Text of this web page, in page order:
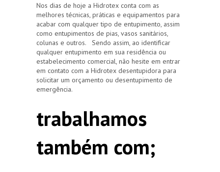
Nos dias de hoje a Hidrotex conta com as
melhores técnicas, práticas e equipamentos para
acabar com qualquer tipo de entupimento, assim
como entupimentos de pias, vasos sanitários,
colunas e outros. Sendo assim, ao identificar
qualquer entupimento em sua residência ou
estabelecimento comercial, não hesite em entrar
em contato com a Hidrotex desentupidora para
solicitar um orçamento ou desentupimento de
emergência.
trabalhamos
também com;